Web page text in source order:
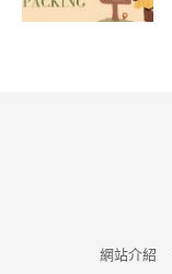
網站介紹